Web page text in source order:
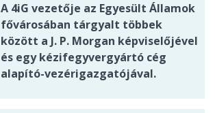
A 4iG vezetője az Egyesült Államok
fővárosában tárgyalt többek
között a J. P. Morgan képviselőjével
és egy kézifegyvergyártó cég
alapító-vezérigazgatójával.